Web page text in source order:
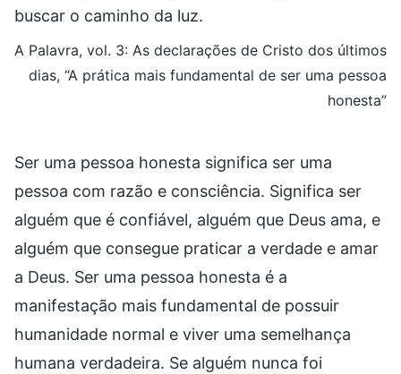
buscar o caminho da luz.
A Palavra, vol. 3: As declarações de Cristo dos últimos
dias, “A prática mais fundamental de ser uma pessoa
honesta”
Ser uma pessoa honesta significa ser uma
pessoa com razão e consciência. Significa ser
alguém que é confiável, alguém que Deus ama, e
alguém que consegue praticar a verdade e amar
a Deus. Ser uma pessoa honesta é a
manifestação mais fundamental de possuir
humanidade normal e viver uma semelhança
humana verdadeira. Se alguém nunca foi